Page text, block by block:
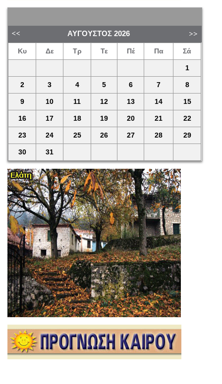
ΑΎΓΟΥΣΤΟΣ 2026
Κυ Δε Τρ Τε Πέ Πα Σά
1
2 3 4 5 6 7 8
9 10 11 12 13 14 15
16 17 18 19 20 21 22
23 24 25 26 27 28 29
30 31